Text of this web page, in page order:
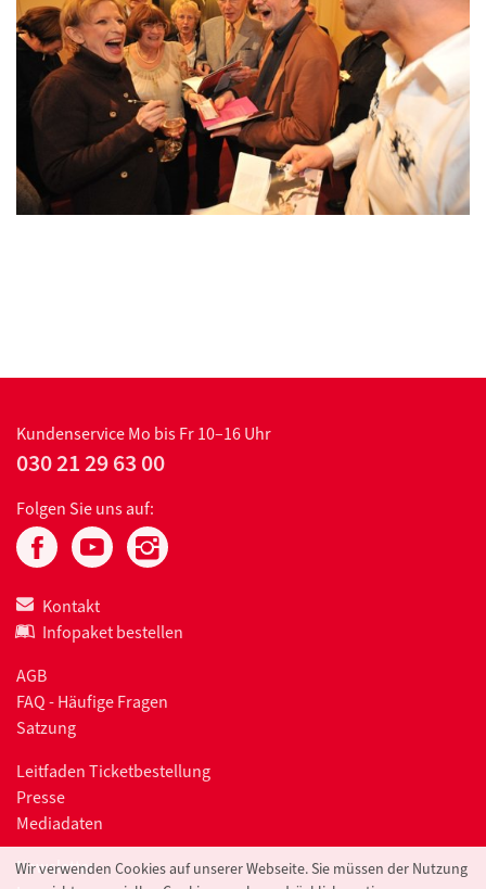
KundenserviceMo bis Fr 10–16 Uhr
030 21 29 63 00
Folgen Sie uns auf:
Kontakt
Infopaket bestellen
AGB
FAQ - Häufige Fragen
Satzung
Leitfaden Ticketbestellung
Presse
Mediadaten
Newsletter
Wir verwenden Cookies auf unserer Webseite. Sie müssen der Nutzung